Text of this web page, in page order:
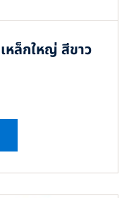
หล็กใหญ่ สีขาว